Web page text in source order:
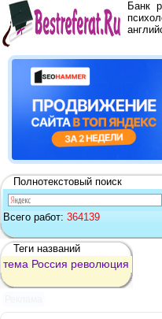
Банк
Полнотекстовый поиск
Всего работ: 364139
Теги названий
тема Россия революция